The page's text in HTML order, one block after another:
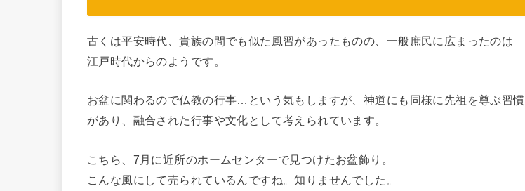
古くは平安時代、貴族の間でも似た風習があったものの、一般庶民に広まったのは
江戸時代からのようです。
お盆に関わるので仏教の行事…という気もしますが、神道にも同様に先祖を尊ぶ習慣
があり、融合された行事や文化として考えられています。
こちら、7月に近所のホームセンターで見つけたお盆飾り。
こんな風にして売られているんですね。知りませんでした。